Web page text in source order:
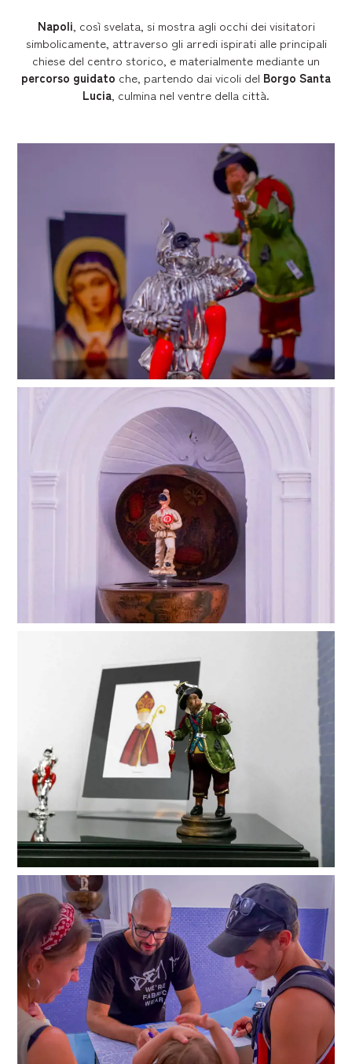
Napoli, così svelata, si mostra agli occhi dei visitatori
simbolicamente, attraverso gli arredi ispirati alle principali
chiese del centro storico, e materialmente mediante un
percorso guidato che, partendo dai vicoli del Borgo Santa
Lucia, culmina nel ventre della città.